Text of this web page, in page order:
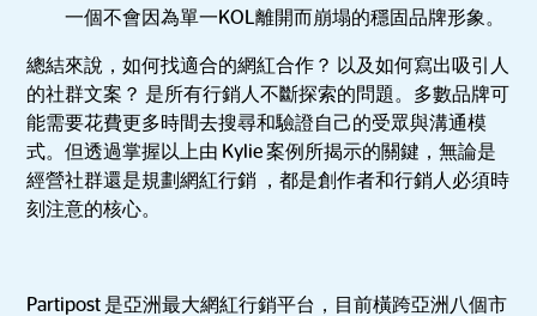
一個不會因為單一KOL離開而崩塌的穩固品牌形象。
總結來說，如何找適合的網紅合作？ 以及如何寫出吸引人
的社群文案？ 是所有行銷人不斷探索的問題。多數品牌可
能需要花費更多時間去搜尋和驗證自己的受眾與溝通模
式。但透過掌握以上由 Kylie 案例所揭示的關鍵，無論是
經營社群還是規劃網紅行銷 ，都是創作者和行銷人必須時
刻注意的核心。
Partipost 是亞洲最大網紅行銷平台，目前橫跨亞洲八個市